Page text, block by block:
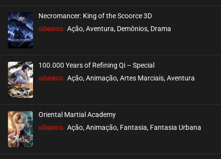
EPISÓDIO 24
setembro 02, 2020
EPISÓDIO 23
setembro 02, 2020
EPISÓDIO 22
setembro 02, 2020
Necromancer: King of the Scoorce 3D
GÊNEROS: Ação, Aventura, Demônios, Drama
100.000 Years of Refining Qi – Special
GÊNEROS: Ação, Animação, Artes Marciais, Aventura
Oriental Martial Academy
GÊNEROS: Ação, Animação, Fantasia, Fantasia Urbana